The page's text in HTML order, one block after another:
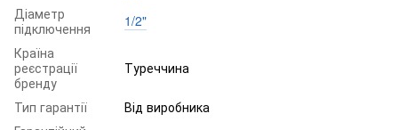
Діаметр
підключення
1/2"
Країна
реєстрації
бренду
Туреччина
Тип гарантії
Від виробника